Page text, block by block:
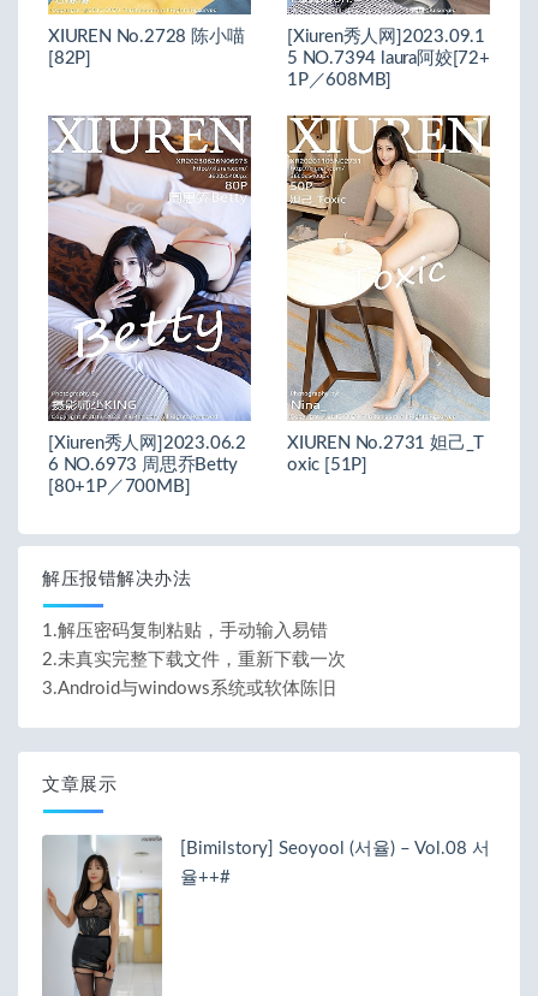
XIUREN No.2728 陈小喵
[82P]
[Xiuren秀人网]2023.09.1
5 NO.7394 laura阿姣[72+
1P／608MB]
[Xiuren秀人网]2023.06.2
6 NO.6973 周思乔Betty
[80+1P／700MB]
XIUREN No.2731 妲己_T
oxic [51P]
解压报错解决办法
1.解压密码复制粘贴，手动输入易错
2.未真实完整下载文件，重新下载一次
3.Android与windows系统或软体陈旧
文章展示
[Bimilstory] Seoyool (서율) – Vol.08 서
율++#